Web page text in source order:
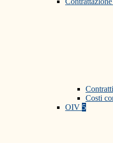
Costi
OIV 5